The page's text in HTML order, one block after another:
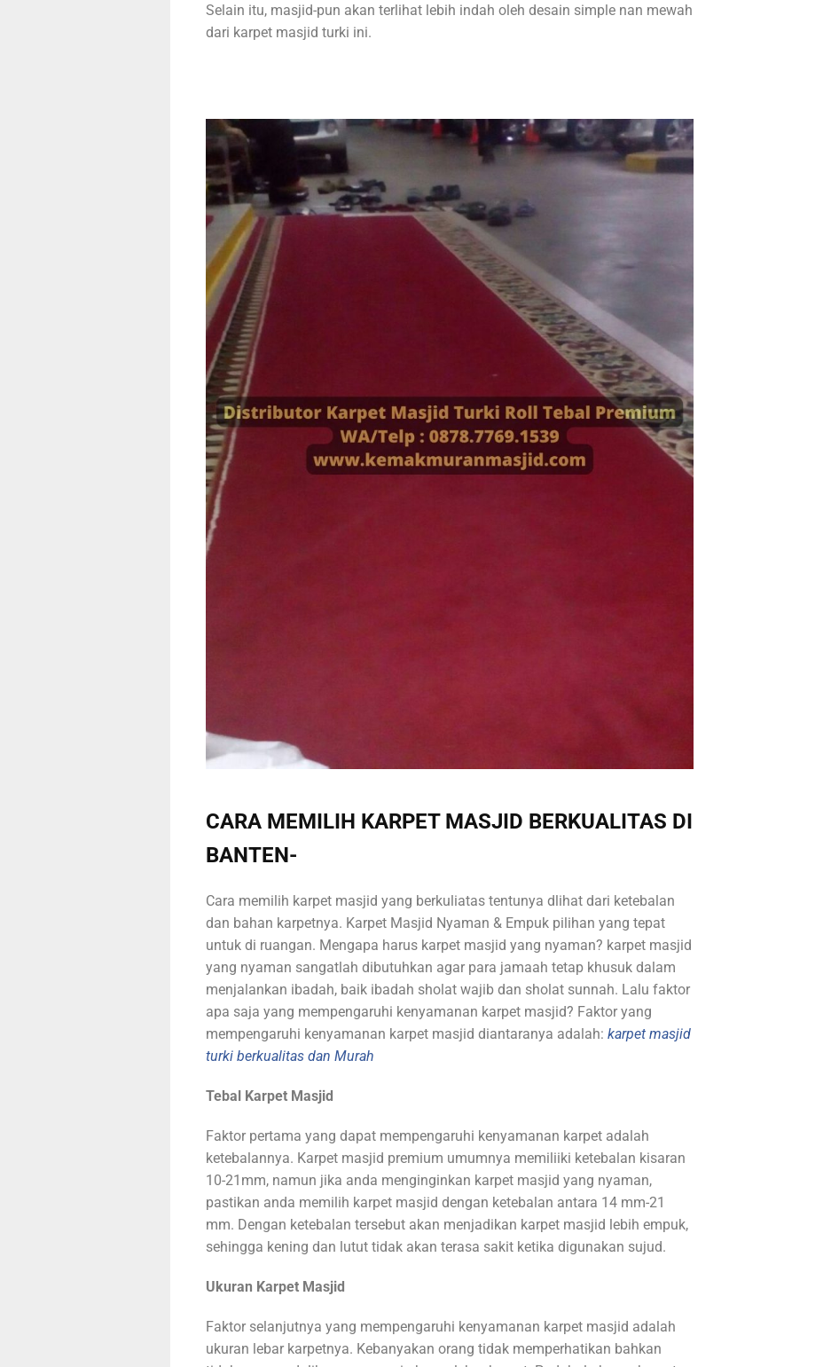
Selain itu, masjid-pun akan terlihat lebih indah oleh desain simple nan mewah
dari karpet masjid turki ini.
CARA MEMILIH KARPET MASJID BERKUALITAS DI
BANTEN-
Cara memilih karpet masjid yang berkuliatas tentunya dlihat dari ketebalan
dan bahan karpetnya. Karpet Masjid Nyaman & Empuk pilihan yang tepat
untuk di ruangan. Mengapa harus karpet masjid yang nyaman? karpet masjid
yang nyaman sangatlah dibutuhkan agar para jamaah tetap khusuk dalam
menjalankan ibadah, baik ibadah sholat wajib dan sholat sunnah. Lalu faktor
apa saja yang mempengaruhi kenyamanan karpet masjid? Faktor yang
mempengaruhi kenyamanan karpet masjid diantaranya adalah: karpet masjid
turki berkualitas dan Murah
Tebal Karpet Masjid
Faktor pertama yang dapat mempengaruhi kenyamanan karpet adalah
ketebalannya. Karpet masjid premium umumnya memiliiki ketebalan kisaran
10-21mm, namun jika anda menginginkan karpet masjid yang nyaman,
pastikan anda memilih karpet masjid dengan ketebalan antara 14 mm-21
mm. Dengan ketebalan tersebut akan menjadikan karpet masjid lebih empuk,
sehingga kening dan lutut tidak akan terasa sakit ketika digunakan sujud.
Ukuran Karpet Masjid
Faktor selanjutnya yang mempengaruhi kenyamanan karpet masjid adalah
ukuran lebar karpetnya. Kebanyakan orang tidak memperhatikan bahkan